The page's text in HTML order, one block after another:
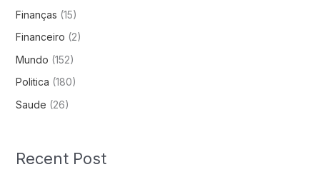
Finanças (15)
Financeiro (2)
Mundo (152)
Politica (180)
Saude (26)
Recent Post